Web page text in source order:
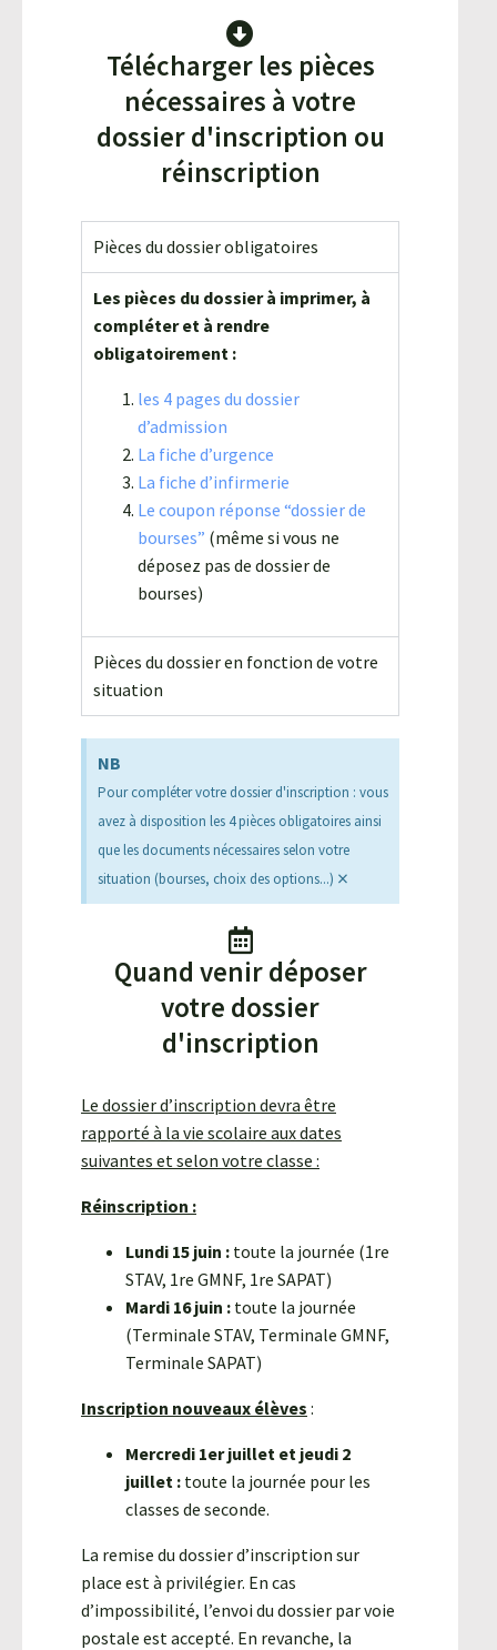
Télécharger les pièces
nécessaires à votre
dossier d'inscription ou
réinscription
Pièces du dossier obligatoires
Les pièces du dossier à imprimer, à
compléter et à rendre
obligatoirement :
les 4 pages du dossier
d’admission
La fiche d’urgence
La fiche d’infirmerie
Le coupon réponse “dossier de
bourses” (même si vous ne
déposez pas de dossier de
bourses)
Pièces du dossier en fonction de votre
situation
NB
Pour compléter votre dossier d'inscription : vous
avez à disposition les 4 pièces obligatoires ainsi
que les documents nécessaires selon votre
situation (bourses, choix des options...) ×
Quand venir déposer
votre dossier
d'inscription
Le dossier d’inscription devra être
rapporté à la vie scolaire aux dates
suivantes et selon votre classe :
Réinscription :
Lundi 15 juin : toute la journée (1re
STAV, 1re GMNF, 1re SAPAT)
Mardi 16 juin : toute la journée
(Terminale STAV, Terminale GMNF,
Terminale SAPAT)
Inscription nouveaux élèves :
Mercredi 1er juillet et jeudi 2
juillet : toute la journée pour les
classes de seconde.
La remise du dossier d’inscription sur
place est à privilégier. En cas
d’impossibilité, l’envoi du dossier par voie
postale est accepté. En revanche, la